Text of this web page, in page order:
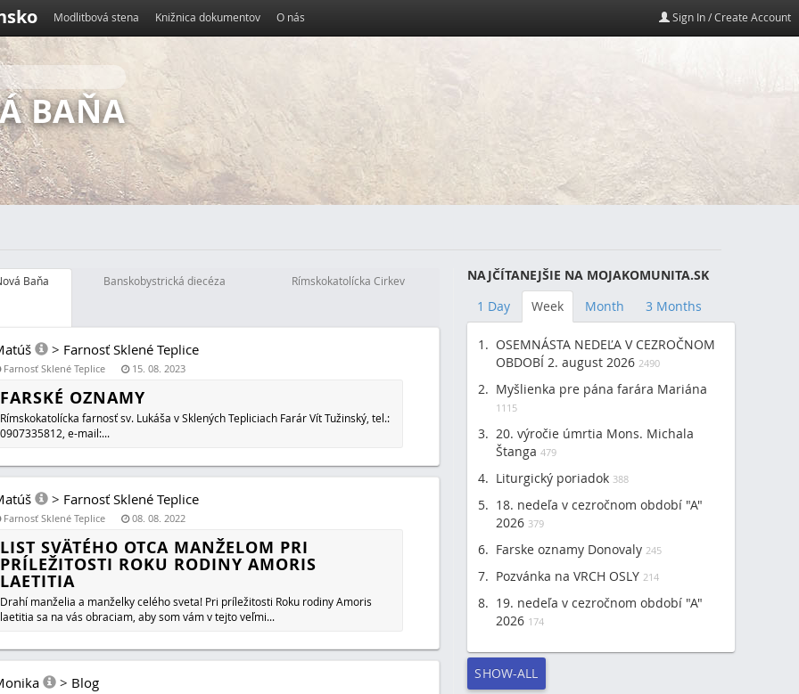
Modlitbová stena Knižnica dokumentov O nás Sign In / Create Account
BAŇA
Baňa Banskobystrická diecéza Rímskokatolícka Cirkev
> Farnosť Sklené Teplice
Farnosť Sklené Teplice 15. 08. 2023
FARSKÉ OZNAMY
Rímskokatolícka farnosť sv. Lukáša v Sklených Tepliciach Farár Vít Tužinský, tel.:
0907335812, e-mail:...
> Farnosť Sklené Teplice
Farnosť Sklené Teplice 08. 08. 2022
LIST SVÄTÉHO OTCA MANŽELOM PRI
PRÍLEŽITOSTI ROKU RODINY AMORIS
LAETITIA
Drahí manželia a manželky celého sveta! Pri príležitosti Roku rodiny Amoris
laetitia sa na vás obraciam, aby som vám v tejto veľmi...
> Blog
NAJČÍTANEJŠIE NA MOJAKOMUNITA.SK
1 Day
Week Month 3 Months
OSEMNÁSTA NEDEĽA V CEZROČNOM
OBDOBÍ 2. august 2026 2490
Myšlienka pre pána farára Mariána
1115
20. výročie úmrtia Mons. Michala
Štanga 479
Liturgický poriadok 388
18. nedeľa v cezročnom období "A"
2026 379
Farske oznamy Donovaly 245
Pozvánka na VRCH OSLY 214
19. nedeľa v cezročnom období "A"
2026 174
SHOW-ALL